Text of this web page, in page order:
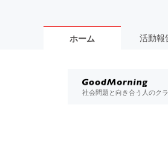
ホーム 活動報
社会問題と向き合う人のク